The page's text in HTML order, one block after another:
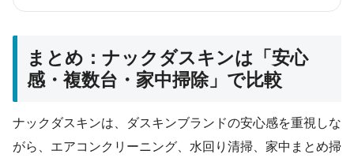
まとめ：ナックダスキンは「安心
感・複数台・家中掃除」で比較
ナックダスキンは、ダスキンブランドの安心感を重視しな
がら、エアコンクリーニング、水回り清掃、家中まとめ掃